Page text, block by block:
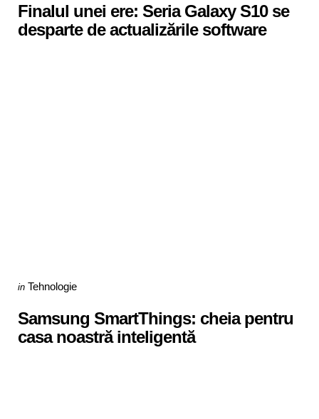
Finalul unei ere: Seria Galaxy S10 se
desparte de actualizările software
Categories
Posted
in Tehnologie
Samsung SmartThings: cheia pentru
casa noastră inteligentă